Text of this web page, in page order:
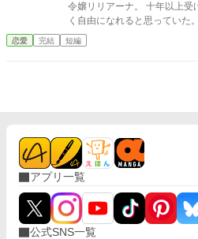
令嬢リリアーナ。 十年以上受け続けた王妃教育も辞退し、ようや
く自由になれると思っていた。 ところが数日後、侯爵家を訪れた
のは国王陛下本人。 「王妃教育を辞退されると困る。私の妃にな
ってほしい」 努力を踏みにじった王太子はすべてを失い、選ばれ
恋愛 完結 短編
アプリ一覧
公式SNS一覧